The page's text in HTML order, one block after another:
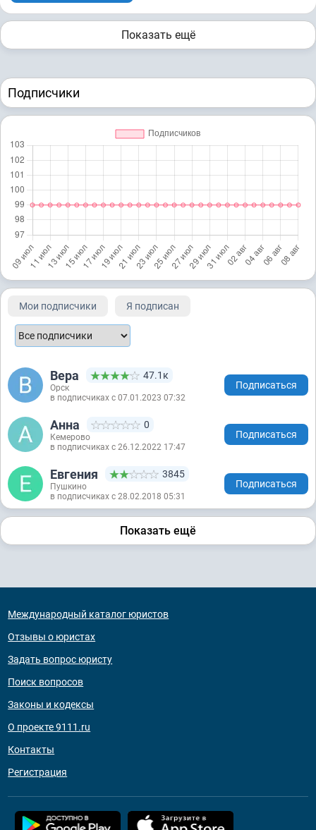
Показать ещё
Подписчики
Мои подписчики Я подписан
Вера 47.1к
Орск
в подписчиках с 07.01.2023 07:32
Подписаться
Анна 0
Кемерово
в подписчиках с 26.12.2022 17:47
Подписаться
Евгения 3845
Пушкино
в подписчиках с 28.02.2018 05:31
Подписаться
Показать ещё
Международный каталог юристов
Отзывы о юристах
Задать вопрос юристу
Поиск вопросов
Законы и кодексы
О проекте 9111.ru
Контакты
Регистрация